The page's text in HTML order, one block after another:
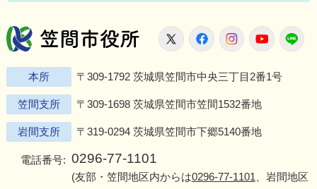
笠間市役所
X FacebookInstagram
本所 〒309-1792 茨城県笠間市中央三丁目2番1号
笠間支所 〒309-1698 茨城県笠間市笠間1532番地
岩間支所 〒319-0294 茨城県笠間市下郷5140番地
電話番号: 0296-77-1101
(友部・笠間地区内からは0296-77-1101 、岩間地区